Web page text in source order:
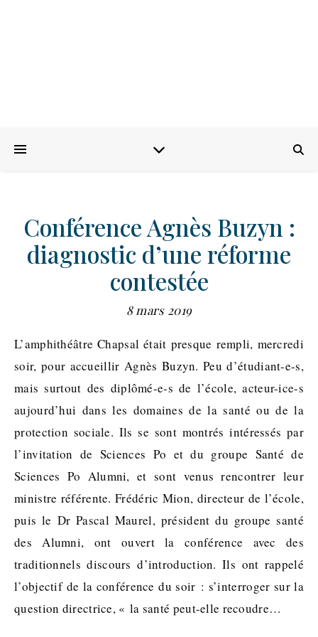
Conférence Agnès Buzyn :
diagnostic d’une réforme
contestée
8 mars 2019
L’amphithéâtre Chapsal était presque rempli, mercredi
soir, pour accueillir Agnès Buzyn. Peu d’étudiant-e-s,
mais surtout des diplômé-e-s de l’école, acteur-ice-s
aujourd’hui dans les domaines de la santé ou de la
protection sociale. Ils se sont montrés intéressés par
l’invitation de Sciences Po et du groupe Santé de
Sciences Po Alumni, et sont venus rencontrer leur
ministre référente. Frédéric Mion, directeur de l’école,
puis le Dr Pascal Maurel, président du groupe santé
des Alumni, ont ouvert la conférence avec des
traditionnels discours d’introduction. Ils ont rappelé
l’objectif de la conférence du soir : s’interroger sur la
question directrice, « la santé peut-elle recoudre…